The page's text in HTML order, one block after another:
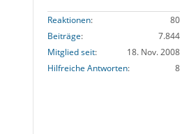
Reaktionen
80
Beiträge
7.844
Mitglied seit
18. Nov. 2008
Hilfreiche Antworten
8